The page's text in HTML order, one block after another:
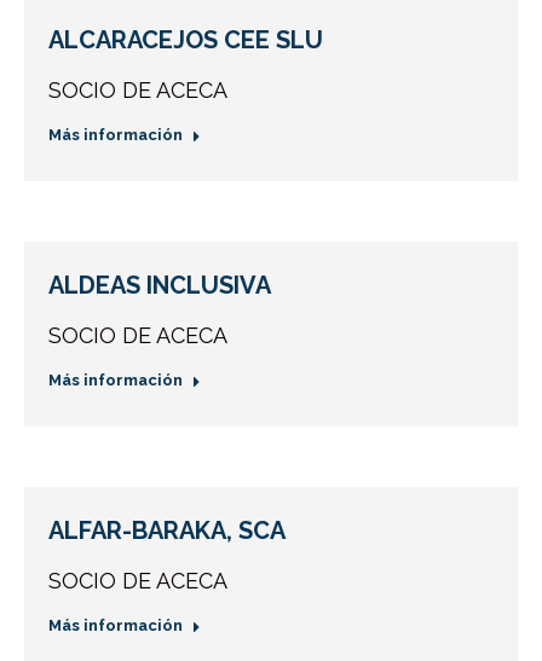
ALCARACEJOS CEE SLU
SOCIO DE ACECA
Más información
ALDEAS INCLUSIVA
SOCIO DE ACECA
Más información
ALFAR-BARAKA, SCA
SOCIO DE ACECA
Más información